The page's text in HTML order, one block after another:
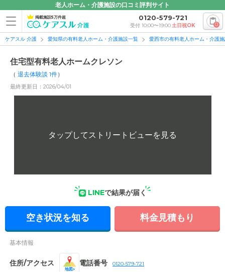
老人ホーム・介護施設の口コミ評判サイト
掲載施設5万件超 0120-579-721
受付 10:00〜19:00土日祝OK 0
ケアスル 介護 愛知県の有料老人ホーム・介護施設一覧 愛西市の有料老人ホーム・介護
住宅型有料老人ホームクレソン
（ 退去体験談 1件）
最終更新日：2026/04/01
LINEで結果が届く
空き状況を知る 料金見積もり
基本情報
住所/アクセス
地図
電話番号 0120-579-721